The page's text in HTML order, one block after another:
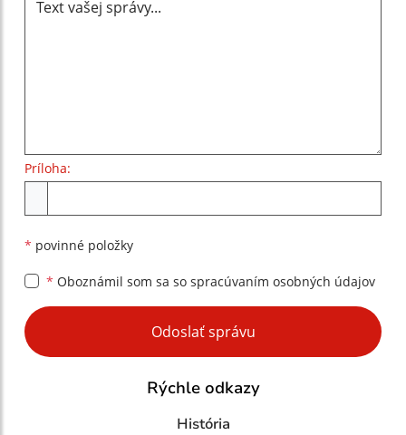
Príloha:
* povinné položky
* Oboznámil som sa so spracúvaním osobných údajov
Google reCaptcha Response
Odoslať správu
Rýchle odkazy
História